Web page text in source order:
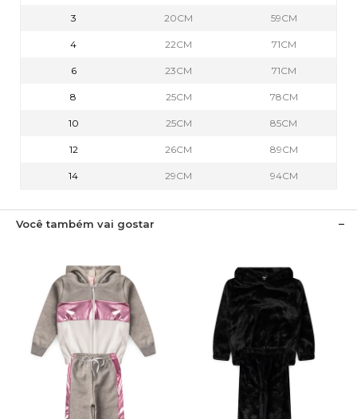
3 20CM 59CM
4 22CM 71CM
6 23CM 71CM
8 25CM 78CM
10 25CM 85CM
12 26CM 89CM
14 29CM 94CM
Você também vai gostar